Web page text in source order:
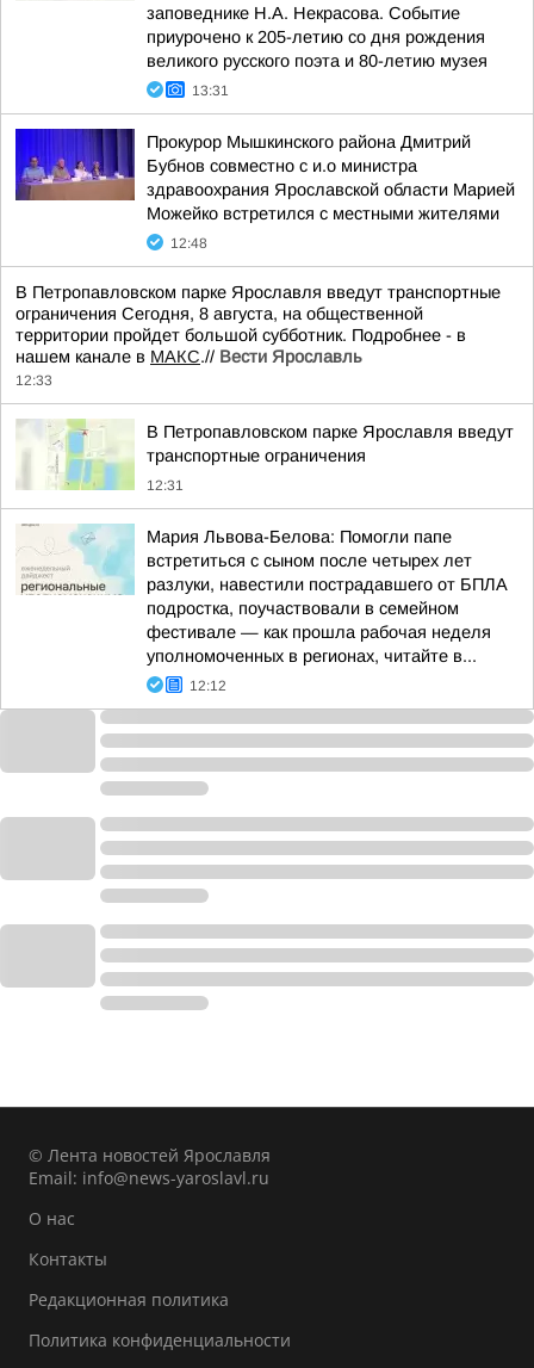
заповеднике Н.А. Некрасова. Событие
приурочено к 205-летию со дня рождения
великого русского поэта и 80-летию музея
13:31
Прокурор Мышкинского района Дмитрий
Бубнов совместно с и.о министра
здравоохрания Ярославской области Марией
Можейко встретился с местными жителями
12:48
В Петропавловском парке Ярославля введут транспортные
ограничения Сегодня, 8 августа, на общественной
территории пройдет большой субботник. Подробнее - в
нашем канале в МАКС.// Вести Ярославль
12:33
В Петропавловском парке Ярославля введут
транспортные ограничения
12:31
Мария Львова-Белова: Помогли папе
встретиться с сыном после четырех лет
разлуки, навестили пострадавшего от БПЛА
подростка, поучаствовали в семейном
фестивале — как прошла рабочая неделя
уполномоченных в регионах, читайте в...
12:12
© Лента новостей Ярославля
Email: info@news-yaroslavl.ru
О нас
Контакты
Редакционная политика
Политика конфиденциальности